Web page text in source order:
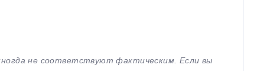
не соответствуют фактическим. Если вы